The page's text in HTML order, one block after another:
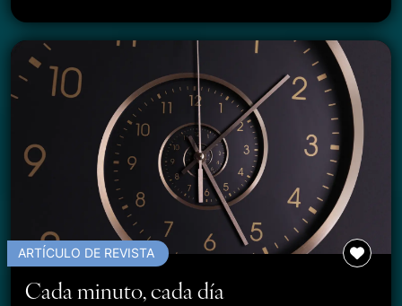
ARTÍCULO DE REVISTA
Cada minuto, cada día